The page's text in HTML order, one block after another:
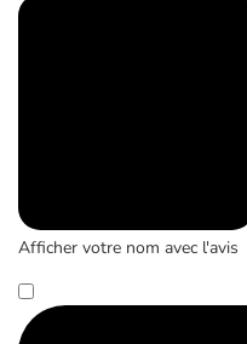
Afficher votre nom avec l'avis